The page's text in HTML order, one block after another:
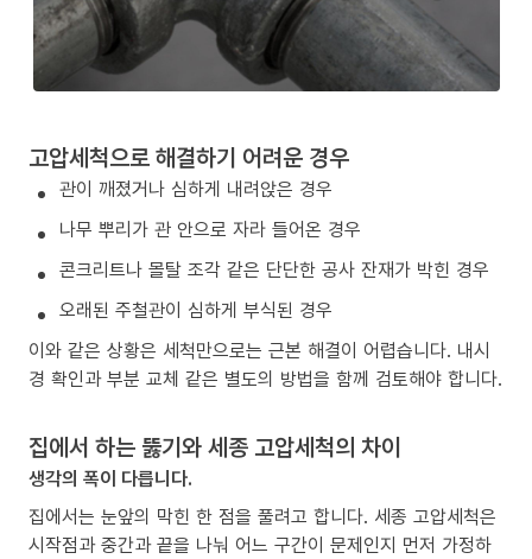
고압세척으로 해결하기 어려운 경우
관이 깨졌거나 심하게 내려앉은 경우
나무 뿌리가 관 안으로 자라 들어온 경우
콘크리트나 몰탈 조각 같은 단단한 공사 잔재가 박힌 경우
오래된 주철관이 심하게 부식된 경우
이와 같은 상황은 세척만으로는 근본 해결이 어렵습니다. 내시
경 확인과 부분 교체 같은 별도의 방법을 함께 검토해야 합니다.
집에서 하는 뚫기와 세종 고압세척의 차이
생각의 폭이 다릅니다.
집에서는 눈앞의 막힌 한 점을 풀려고 합니다. 세종 고압세척은
시작점과 중간과 끝을 나눠 어느 구간이 문제인지 먼저 가정하